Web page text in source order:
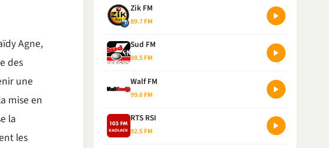
Agne,
des
une
mise en
la
les
Zik FM
89.7 FM
Sud FM
98.5 FM
Walf FM
99.0 FM
RTS RSI
92.5 FM